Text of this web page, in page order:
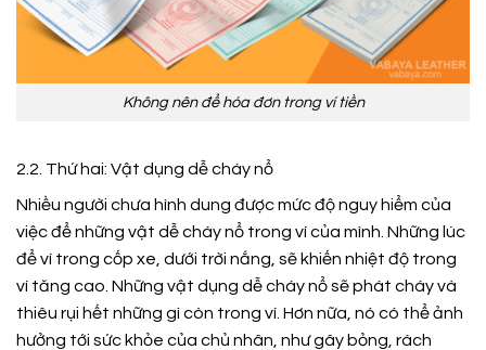
Không nên để hóa đơn trong ví tiền
2.2. Thứ hai: Vật dụng dễ cháy nổ
Nhiều người chưa hình dung được mức độ nguy hiểm của
việc để những vật dễ cháy nổ trong ví của mình. Những lúc
để ví trong cốp xe, dưới trời nắng, sẽ khiến nhiệt độ trong
ví tăng cao. Những vật dụng dễ cháy nổ sẽ phát cháy và
thiêu rụi hết những gì còn trong ví. Hơn nữa, nó có thể ảnh
hưởng tới sức khỏe của chủ nhân, như gây bỏng, rách